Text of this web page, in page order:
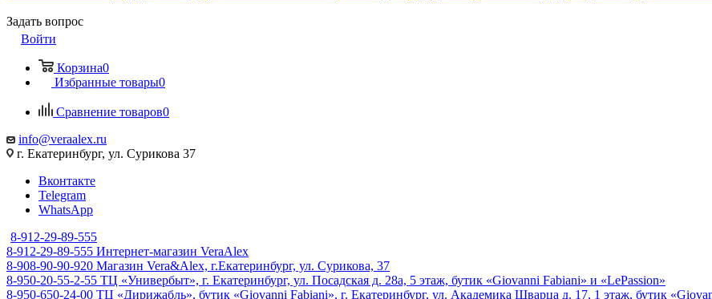
Задать вопрос
Войти
Корзина0
Избранные товары0
Сравнение товаров0
info@veraalex.ru
г. Екатеринбург, ул. Сурикова 37
Вконтакте
Telegram
WhatsApp
8-912-29-89-555
8-912-29-89-555 Интернет-магазин VeraAlex
8-908-90-90-920 Магазин Vera&Alex, г.Екатеринбург, ул. Сурикова, 37
8-950-20-55-2-55 ТЦ «Универбыт», г. Екатеринбург, ул. Посадская д. 28а, 5 этаж, бутик «Giovanni Fabiani» и «LePassion»
8-950-650-24-00 ТЦ «Дирижабль», бутик «Giovanni Fabiani», г. Екатеринбург, ул. Академика Шварца д. 17, 1 этаж, бутик